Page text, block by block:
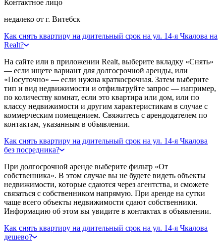
Контактное лицо
недалеко от г. Витебск
Как снять квартиру на длительный срок на ул. 14-я Чкалова на
Realt?
На сайте или в приложении Realt, выберите вкладку «Снять»
— если ищете вариант для долгосрочной аренды, или
«Посуточно» — если нужна краткосрочная. Затем выберите
тип и вид недвижимости и отфильтруйте запрос — например,
по количеству комнат, если это квартира или дом, или по
классу недвижимости и другим характеристикам в случае с
коммерческим помещением. Свяжитесь с арендодателем по
контактам, указанным в объявлении.
Как снять квартиру на длительный срок на ул. 14-я Чкалова
без посредника?
При долгосрочной аренде выберите фильтр «От
собственника». В этом случае вы не будете видеть объекты
недвижимости, которые сдаются через агентства, и сможете
связаться с собственником напрямую. При аренде на сутки
чаще всего объекты недвижимости сдают собственники.
Информацию об этом вы увидите в контактах в объявлении.
Как снять квартиру на длительный срок на ул. 14-я Чкалова
дешево?